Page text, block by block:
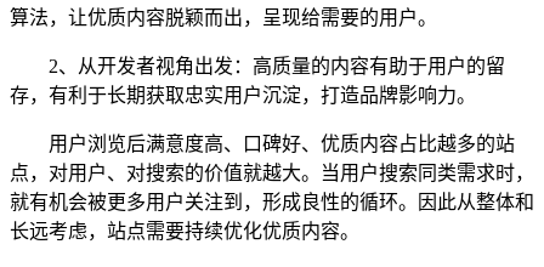
算法，让优质内容脱颖而出，呈现给需要的用户。
2、从开发者视角出发：高质量的内容有助于用户的留
存，有利于长期获取忠实用户沉淀，打造品牌影响力。
用户浏览后满意度高、口碑好、优质内容占比越多的站
点，对用户、对搜索的价值就越大。当用户搜索同类需求时，
就有机会被更多用户关注到，形成良性的循环。因此从整体和
长远考虑，站点需要持续优化优质内容。